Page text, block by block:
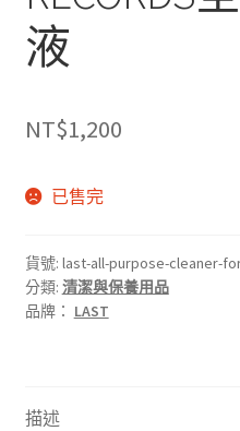
液
NT$1,200
已售完
貨號: last-all-purpose-cleaner-
分類: 清潔與保養用品
品牌： LAST
描述